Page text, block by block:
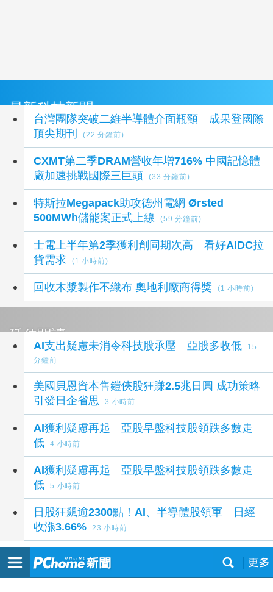
最新科技新聞
台灣團隊突破二維半導體介面瓶頸 成果登國際
頂尖期刊
(22 分鐘前)
CXMT第二季DRAM營收年增716% 中國記憶體
廠加速挑戰國際三巨頭
(33 分鐘前)
特斯拉Megapack助攻德州電網 Ørsted
500MWh儲能案正式上線
(59 分鐘前)
士電上半年第2季獲利創同期次高 看好AIDC拉
貨需求
(1 小時前)
回收木漿製作不織布 奧地利廠商得獎 (1 小時前)
延伸閱讀
AI支出疑慮未消令科技股承壓 亞股多收低
15
分鐘前
美國貝恩資本售鎧俠股狂賺2.5兆日圓 成功策略
引發日企省思
3 小時前
AI獲利疑慮再起 亞股早盤科技股領跌多數走
低
4 小時前
AI獲利疑慮再起 亞股早盤科技股領跌多數走
低
5 小時前
日股狂飆逾2300點！AI、半導體股領軍 日經
收漲3.66%
23 小時前